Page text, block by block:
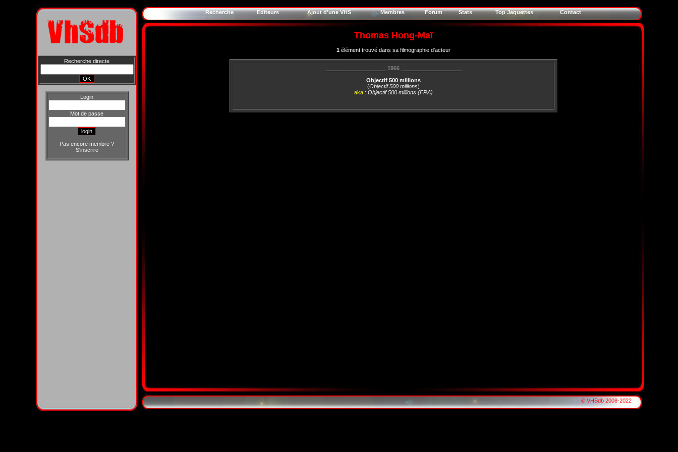
Recherche directe
Login
Mot de passe
Pas encore membre ?
S'inscrire
Recherche Editeurs Ajout d'une VHS Membres Forum Stats Top Jaquettes Contact
Thomas Hong-Maï
1élément trouvé dans sa filmographie d'acteur
1966____________________
Objectif 500 millions
(Objectif 500 millions)
aka : Objectif 500 millions (FRA)
© VHSdb 2008-2022